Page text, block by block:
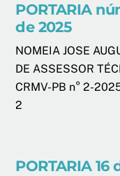
PORTARIA
de 2025
NOMEIA JOSE
DE ASSESSOR
CRMV-PB n° 2-
2
PORTARIA 16